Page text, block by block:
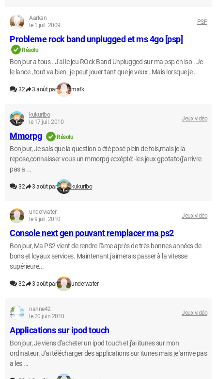
Aarkan
le 1 juil. 2009
PSP
Probleme rock band unplugged et ms 4go [psp]
Résolu
Bonjour a tous . J'ai le jeu ROck Band Unplugged sur ma psp en iso . Je
le lance , tout va bien , je peut jouer tant que je veux . Mais lorsque je ...
32 3 août par mafk
kukuribo
le 17 juil. 2010
Jeux vidéo
Mmorpg Résolu
Bonjour, Je sais que la question a été posé plein de fois,mais je la
repose,connaisser vous un mmorpg ecxépté: -les jeux gpotato(j'arrivre
pas a ...
32 3 août par kukuribo
underwater
le 9 juil. 2010
Jeux vidéo
Console next gen pouvant remplacer ma ps2
Bonjour, Ma PS2 vient de rendre l'âme après de très bonnes années de
bons et loyaux services. Maintenant j'aimerais passer à la vitesse
supérieure...
32 3 août par underwater
nanne42
le 20 juin 2010
Jeux vidéo
Applications sur ipod touch
Bonjour, Je viens d'acheter un ipod touch et j'ai itunes sur mon
ordinateur. J'ai télécharger des applications sur itunes mais je 'arrive pas
a les ...